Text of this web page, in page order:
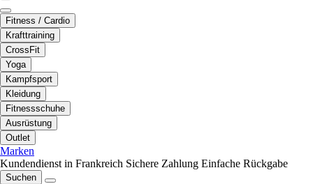
Fitness / Cardio
Krafttraining
CrossFit
Yoga
Kampfsport
Kleidung
Fitnessschuhe
Ausrüstung
Outlet
Marken
Kundendienst in Frankreich Sichere Zahlung Einfache Rückgabe
Suchen